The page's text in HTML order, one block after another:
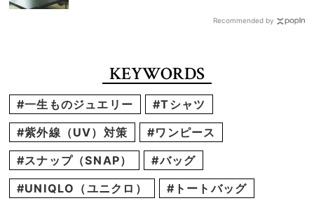
Recommended by
KEYWORDS
#一生ものジュエリー
#Tシャツ
#紫外線（UV）対策
#ワンピース
#スナップ（SNAP）
#バッグ
#UNIQLO（ユニクロ）
#トートバッグ